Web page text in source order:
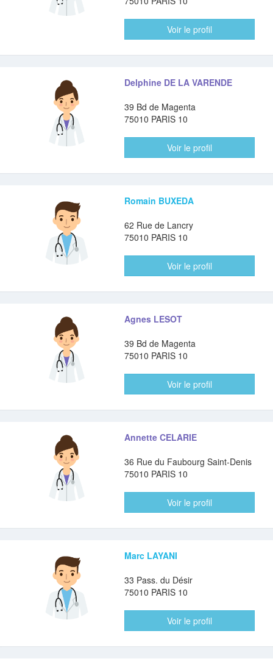
Voir le profil
Delphine DE LA VARENDE
39 Bd de Magenta
75010 PARIS 10
Voir le profil
Romain BUXEDA
62 Rue de Lancry
75010 PARIS 10
Voir le profil
Agnes LESOT
39 Bd de Magenta
75010 PARIS 10
Voir le profil
Annette CELARIE
36 Rue du Faubourg Saint-Denis
75010 PARIS 10
Voir le profil
Marc LAYANI
33 Pass. du Désir
75010 PARIS 10
Voir le profil